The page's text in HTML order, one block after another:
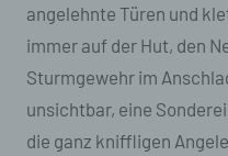
angelehnte Türen und
immer auf der Hut, den
Sturmgewehr im
unsichtbar, eine
die ganz kniffligen